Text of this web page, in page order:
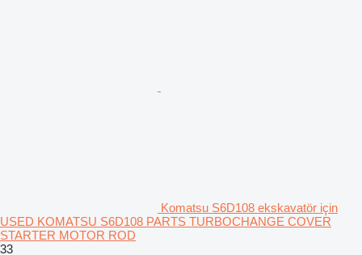
Komatsu S6D108 ekskavatör için
USED KOMATSU S6D108 PARTS TURBOCHANGE COVER
STARTER MOTOR ROD
33